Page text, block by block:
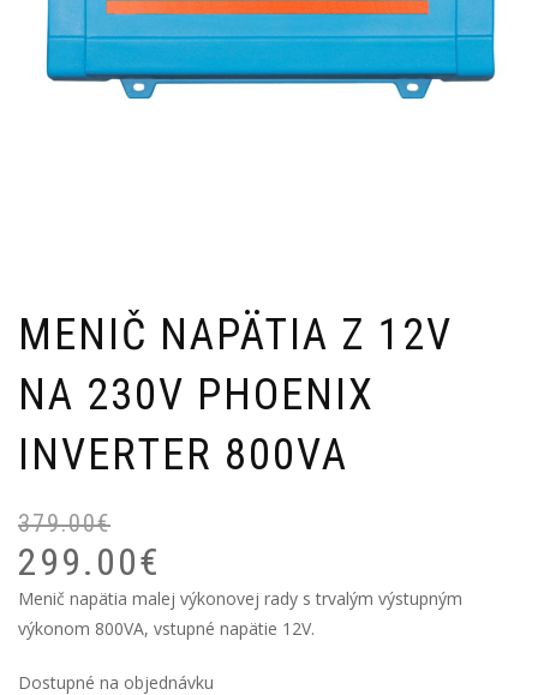
MENIČ NAPÄTIA Z 12V
NA 230V PHOENIX
INVERTER 800VA
379.00€
299.00€
Menič napätia malej výkonovej rady s trvalým výstupným
výkonom 800VA, vstupné napätie 12V.
Dostupné na objednávku